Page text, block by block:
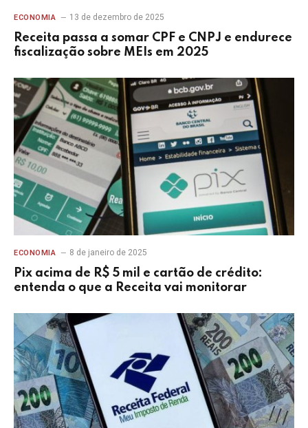
ECONOMIA 13 de dezembro de 2025
Receita passa a somar CPF e CNPJ e endurece
fiscalização sobre MEIs em 2025
ECONOMIA 8 de janeiro de 2025
Pix acima de R$ 5 mil e cartão de crédito:
entenda o que a Receita vai monitorar